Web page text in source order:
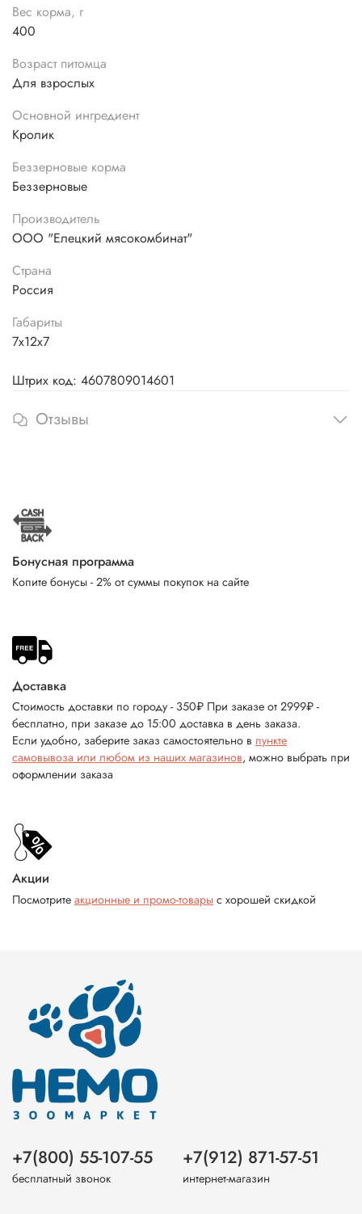
Вес корма, г
400
Возраст питомца
Для взрослых
Основной ингредиент
Кролик
Беззерновые корма
Беззерновые
Производитель
ООО "Елецкий мясокомбинат"
Страна
Россия
Габариты
7х12х7
Штрих код: 4607809014601
Отзывы
Бонусная программа
Копите бонусы - 2% от суммы покупок на сайте
Доставка
Стоимость доставки по городу - 350₽ При заказе от 2999₽ -
бесплатно, при заказе до 15:00 доставка в день заказа.
Если удобно, заберите заказ самостоятельно в пункте
самовывоза или любом из наших магазинов, можно выбрать при
оформлении заказа
Акции
Посмотрите акционные и промо-товары с хорошей скидкой
+7(800) 55-107-55
бесплатный звонок
+7(912) 871-57-51
интернет-магазин